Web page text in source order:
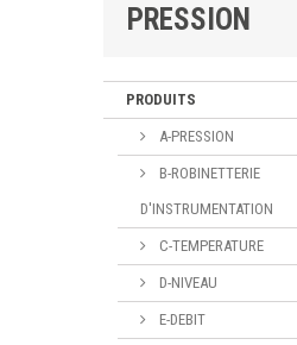
PRESSION
PRODUITS
A-PRESSION
B-ROBINETTERIE
D'INSTRUMENTATION
C-TEMPERATURE
D-NIVEAU
E-DEBIT